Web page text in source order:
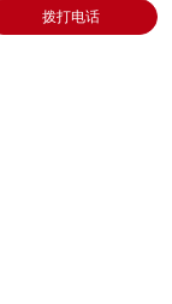
拨打电话